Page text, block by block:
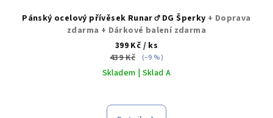
Pánský ocelový přívěsek Runar ♂️ DG Šperky + Doprava
zdarma + Dárkové balení zdarma
399 Kč / ks
439 Kč
(–9 %)
Skladem | Sklad A